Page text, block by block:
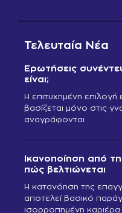
Τελευταία Νέα
Ερωτήσεις
είναι;
Η επιτυχημένη
βασίζεται μόνο στις
αναγράφονται
Ικανοποίηση από
πώς βελτιώνεται
Η κατανόηση της
αποτελεί βασικό
ισορροπημένη